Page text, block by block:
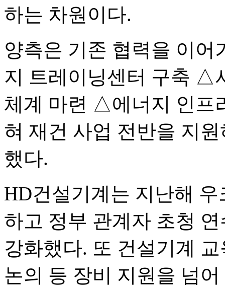
하는 차원이다.
양측은 기존 협력을 이
지 트레이닝센터 구축 △
체계 마련 △에너지 인프
혀 재건 사업 전반을 지
했다.
HD건설기계는 지난해
하고 정부 관계자 초청
강화했다. 또 건설기계
논의 등 장비 지원을 넘